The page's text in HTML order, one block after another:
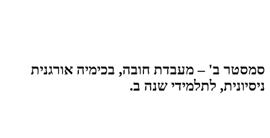
סמסטר ב'– מעבדת חובה, בכימיה אורגנית
ניסיונית, לתלמידי שנה ב.